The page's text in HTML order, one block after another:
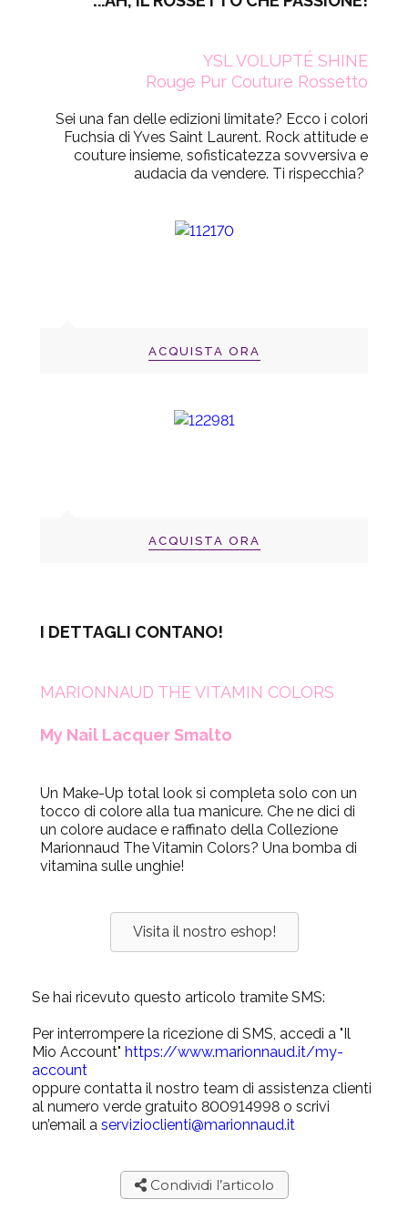
YSL VOLUPTÉ SHINE
Rouge Pur Couture Rossetto
Sei una fan delle edizioni limitate? Ecco i colori
Fuchsia di Yves Saint Laurent. Rock attitude e
couture insieme, sofisticatezza sovversiva e
audacia da vendere. Ti rispecchia?
ACQUISTA ORA
ACQUISTA ORA
I DETTAGLI CONTANO!
MARIONNAUD THE VITAMIN COLORS
My Nail Lacquer Smalto
Un Make-Up total look si completa solo con un
tocco di colore alla tua manicure. Che ne dici di
un colore audace e raffinato della Collezione
Marionnaud The Vitamin Colors? Una bomba di
vitamina sulle unghie!
Visita il nostro eshop!
Se hai ricevuto questo articolo tramite SMS:
Per interrompere la ricezione di SMS, accedi a "Il
Mio Account" https://www.marionnaud.it/my-
account
oppure contatta il nostro team di assistenza clienti
al numero verde gratuito 800914998 o scrivi
un’email a servizioclienti@marionnaud.it
Condividi l’articolo